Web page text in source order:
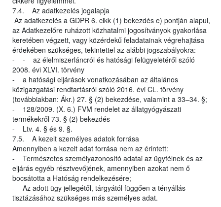
7.4. Az adatkezelés jogalapja
Az adatkezelés a GDPR 6. cikk (1) bekezdés e) pontján alapul,
az Adatkezelőre ruházott közhatalmi jogosítványok gyakorlása
keretében végzett, vagy közérdekű feladatainak végrehajtása
érdekében szükséges, tekintettel az alábbi jogszabályokra:
- - az élelmiszerláncról és hatósági felügyeletéről szóló
2008. évi XLVI. törvény
- a hatósági eljárások vonatkozásában az általános
közigazgatási rendtartásról szóló 2016. évi CL. törvény
(továbbiakban: Ákr.) 27. § (2) bekezdése, valamint a 33–34. §;
- 128/2009. (X. 6.) FVM rendelet az állatgyógyászati
termékekről 73. § (2) bekezdés
- Ltv. 4. § és 9. §.
7.5. A kezelt személyes adatok forrása
Amennyiben a kezelt adat forrása nem az érintett:
- Természetes személyazonosító adatai az ügyfélnek és az
eljárás egyéb résztvevőjének, amennyiben azokat nem ő
bocsátotta a Hatóság rendelkezésére;
- Az adott ügy jellegétől, tárgyától függően a tényállás
tisztázásához szükséges más személyes adat.